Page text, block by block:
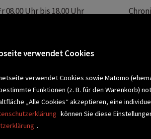
08.00 Uhr bis 18.00 Uhr
2
WIR IN KONTAKT! Newsletter
verwendet Cookies
verwendet Cookies sowie Matomo
Funktionen (z. B. für den Warenkorb)
„Alle Cookies“ akzeptieren, eine
können Sie diese
.